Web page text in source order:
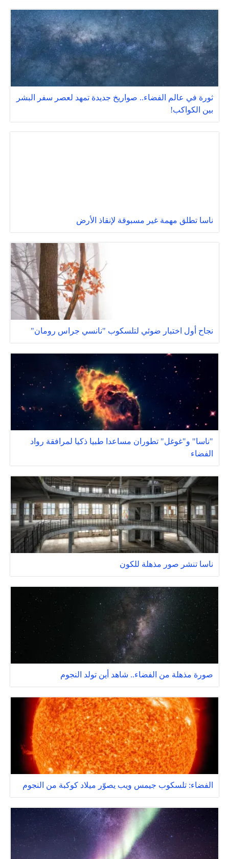
ثورة في عالم الفضاء.. صواريخ جديدة تمهد لعصر سفر البشر
بين الكواكب!
ناسا تطلق مهمة غير مسبوقة لإنقاذ الأرض
نجاح أول اختبار ضوئي لتلسكوب "نانسي جراس رومان"
"ناسا" و"غوغل" تطوران مساعدا طبيا ذكيا لمرافقة رواد
الفضاء
ناسا تنشر صور مذهلة للكون
صورة مذهلة من الفضاء.. شاهد أين تولد النجوم
الفضاء: تلسكوب جيمس ويب يصوّر ميلاد كوكبة من النجوم